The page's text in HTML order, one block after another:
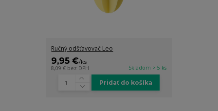
Ručný odšťavovač Leo
9,95 €/ks
8,09 € bez DPH Skladom > 5 ks
Pridať do košíka